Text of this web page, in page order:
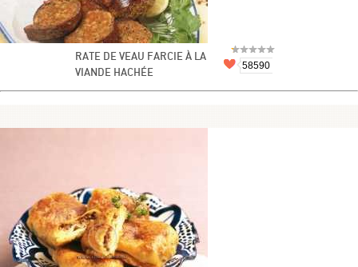
RATE DE VEAU FARCIE À LA
VIANDE HACHÉE
58590